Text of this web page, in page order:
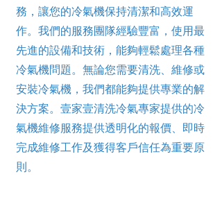
務，讓您的冷氣機保持清潔和高效運
作。我們的服務團隊經驗豐富，使用最
先進的設備和技術，能夠輕鬆處理各種
冷氣機問題。無論您需要清洗、維修或
安裝冷氣機，我們都能夠提供專業的解
決方案。壹家壹清洗冷氣專家提供的冷
氣機維修服務提供透明化的報價、即時
完成維修工作及獲得客戶信任為重要原
則。